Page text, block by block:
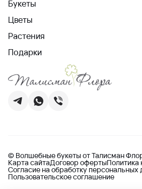
Букеты
Цветы
Растения
Подарки
© Волшебные букеты от Талисман
Карта сайтаДоговор офертыПолитика
Согласие на обработку персональных
Пользовательское соглашение